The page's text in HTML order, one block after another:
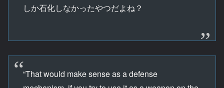
しか石化しなかったやつだよね？
“That would make sense as a defense